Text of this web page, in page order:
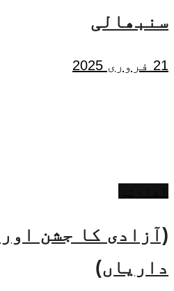
سنبھالی
21 فروری 2025
(آزادی کا جشن
داریاں)